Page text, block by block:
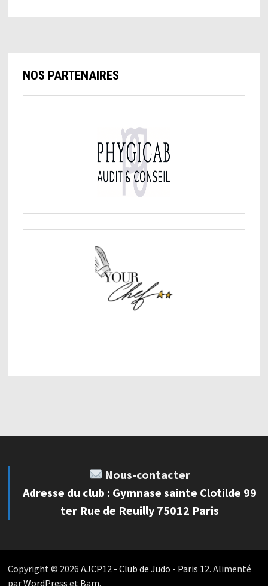
NOS PARTENAIRES
Nous-contacter
Adresse du club : Gymnase sainte Clotilde 99
ter Rue de Reuilly 75012 Paris
Copyright © 2026 AJCP12 - Club de Judo - Paris 12. Alimenté
parWordPress et Bam.